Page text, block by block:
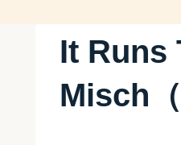
It Runs
Misch